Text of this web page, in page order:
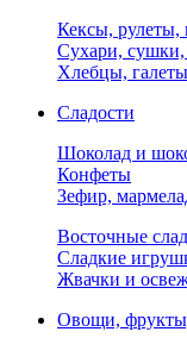
Кексы, рулеты,
Сухари, сушки,
Хлебцы, галеты
Сладости
Шоколад и
Конфеты
Зефир,
Восточные
Сладкие
Жвачки и
Овощи,